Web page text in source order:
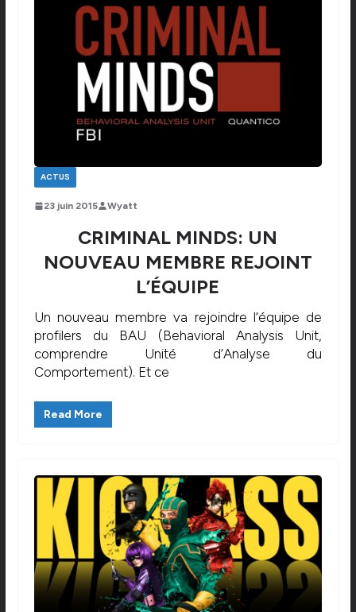
ACTUS
23 juin 2015 Wyatt
CRIMINAL MINDS: UN
NOUVEAU MEMBRE REJOINT
L’ÉQUIPE
Un nouveau membre va rejoindre l’équipe de
profilers du BAU (Behavioral Analysis Unit,
comprendre Unité d’Analyse du
Comportement). Et ce
Read More